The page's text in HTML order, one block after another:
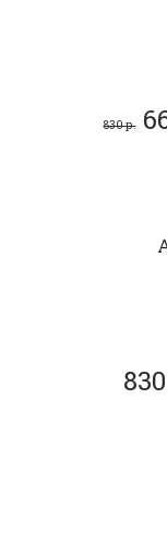
830 р.